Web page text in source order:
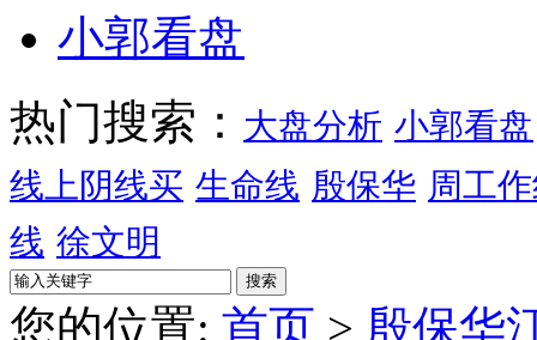
小郭看盘
热门搜索： 大盘分析 小郭看盘
线上阴线买 生命线 殷保华 周工
线 徐文明
您的位置: 首页 > 殷保华